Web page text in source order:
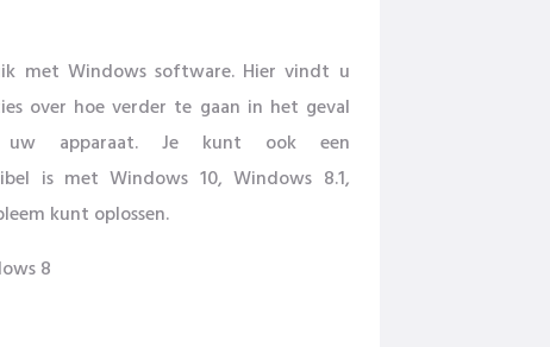
met Windows software. Hier vindt u
over hoe verder te gaan in het geval
uw apparaat. Je kunt ook een
is met Windows 10, Windows 8.1,
kunt oplossen.
8